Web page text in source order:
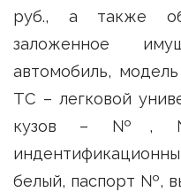
руб., а также
заложенное
автомобиль,
ТС – легковой
кузов – №,
белый, паспорт №,